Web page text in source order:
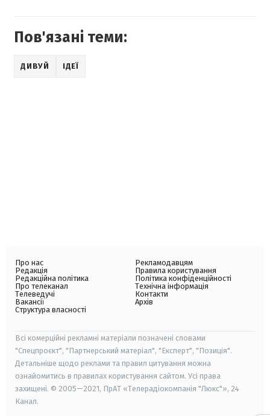
Пов'язані теми:
ДИВУЙ ІДЕЇ
Про нас
Редакція
Редакційна політика
Про телеканал
Телеведучі
Вакансії
Структура власності
Рекламодавцям
Правила користування
Політика конфіденційності
Технічна інформація
Контакти
Архів
Всі комерційні рекламні матеріали позначені словами
"Спецпроєкт", "Партнерський матеріал", "Експерт", "Позиція".
Детальніше щодо реклами та правил цитування можна
ознайомитись в правилах користування сайтом. Усі права
захищені. © 2005—2021, ПрАТ «Телерадіокомпанія "Люкс"», 24
Канал.